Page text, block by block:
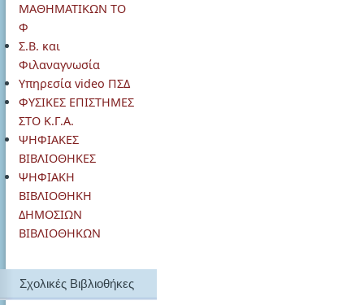
ΜΑΘΗΜΑΤΙΚΩΝ ΤΟ
Φ
Σ.Β. και
Φιλαναγνωσία
Υπηρεσία video ΠΣΔ
ΦΥΣΙΚΕΣ ΕΠΙΣΤΗΜΕΣ
ΣΤΟ Κ.Γ.Α.
ΨΗΦΙΑΚΕΣ
ΒΙΒΛΙΟΘΗΚΕΣ
ΨΗΦΙΑΚΗ
ΒΙΒΛΙΟΘΗΚΗ
ΔΗΜΟΣΙΩΝ
ΒΙΒΛΙΟΘΗΚΩΝ
Σχολικές Βιβλιοθήκες